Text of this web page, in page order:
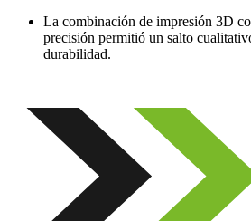
La combinación de impresión 3D
precisión permitió un salto
durabilidad.